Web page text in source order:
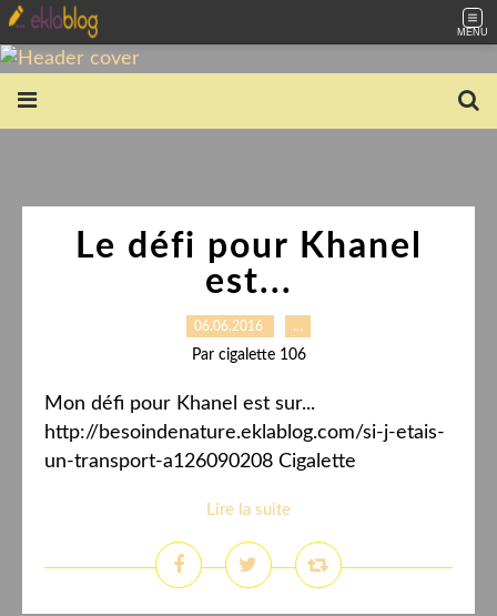
MENU
Le défi pour Khanel
est...
06.06.2016 …
Par cigalette 106
Mon défi pour Khanel est sur...
http://besoindenature.eklablog.com/si-j-etais-
un-transport-a126090208 Cigalette
Lire la suite